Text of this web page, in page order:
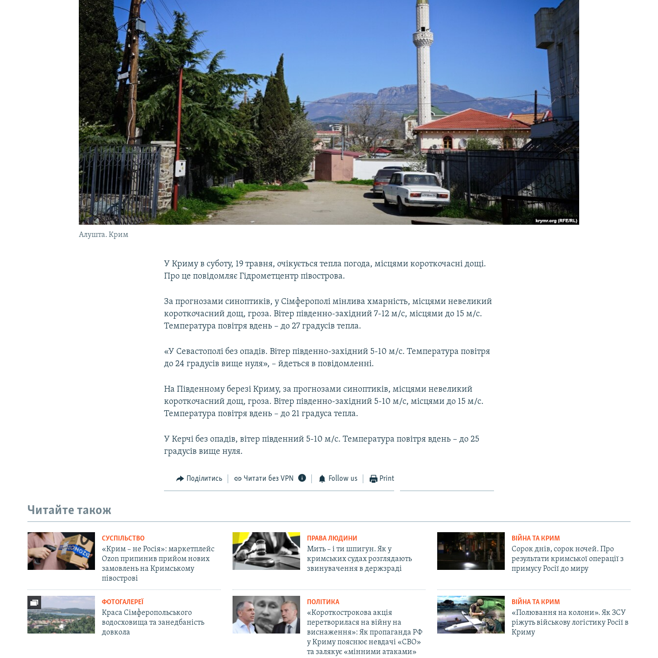
УКРАЇНСЬКА ПРОБЛЕМА КРИМУ
Алушта. Крим
У Криму в суботу, 19 травня, очікується тепла погода, місцями короткочасні дощі.
Про це повідомляє Гідрометцентр півострова.
За прогнозами синоптиків, у Сімферополі мінлива хмарність, місцями невеликий
короткочасний дощ, гроза. Вітер південно-західний 7-12 м/с, місцями до 15 м/с.
Температура повітря вдень – до 27 градусів тепла.
«У Севастополі без опадів. Вітер південно-західний 5-10 м/с. Температура повітря
до 24 градусів вище нуля», – йдеться в повідомленні.
На Південному березі Криму, за прогнозами синоптиків, місцями невеликий
короткочасний дощ, гроза. Вітер південно-західний 5-10 м/с, місцями до 15 м/с.
Температура повітря вдень – до 21 градуса тепла.
У Керчі без опадів, вітер південний 5-10 м/с. Температура повітря вдень – до 25
градусів вище нуля.
Поділитись Читати без VPN Follow us Print
Читайте також
СУСПІЛЬСТВО
«Крим – не Росія»: маркетплейс
Ozon припинив прийом нових
замовлень на Кримському
півострові
ПРАВА ЛЮДИНИ
Мить – і ти шпигун. Як у
кримських судах розглядають
звинувачення в держзраді
ВІЙНА ТА КРИМ
Сорок днів, сорок ночей. Про
результати кримської операції з
примусу Росії до миру
ФОТОГАЛЕРЕЇ
Краса Сімферопольського
водосховища та занедбаність
довкола
ПОЛІТИКА
«Короткострокова акція
перетворилася на війну на
виснаження»: Як пропаганда РФ
у Криму пояснює невдачі «СВО»
та залякує «мінними атаками»
ВІЙНА ТА КРИМ
«Полювання на колони». Як ЗСУ
ріжуть військову логістику Росії в
Криму